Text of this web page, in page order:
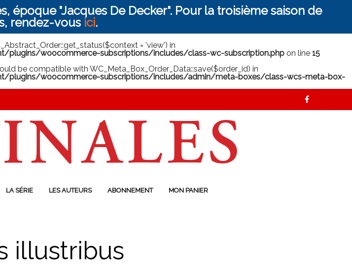
époque "Jacques De Decker". Pour la troisième saison de
rendez-vous ici.
= 'view') in
woocommerce-subscriptions/includes/class-wc-subscription.php on line 15
be compatible with WC_Meta_Box_Order_Data::save($order_id) in
woocommerce-subscriptions/includes/admin/meta-boxes/class-wcs-meta-box-
LA SÉRIE LES AUTEURS ABONNEMENT MON PANIER
illustribus